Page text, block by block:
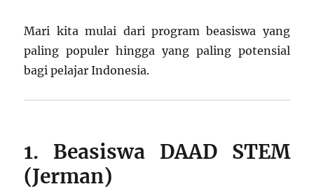
Mari kita mulai dari program beasiswa yang
paling populer hingga yang paling potensial
bagi pelajar Indonesia.
1. Beasiswa DAAD STEM
(Jerman)